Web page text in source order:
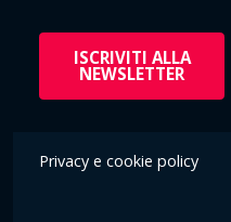
ISCRIVITI ALLA
NEWSLETTER
Privacy e cookie policy